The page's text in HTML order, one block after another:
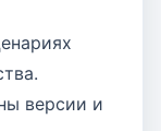
версии и